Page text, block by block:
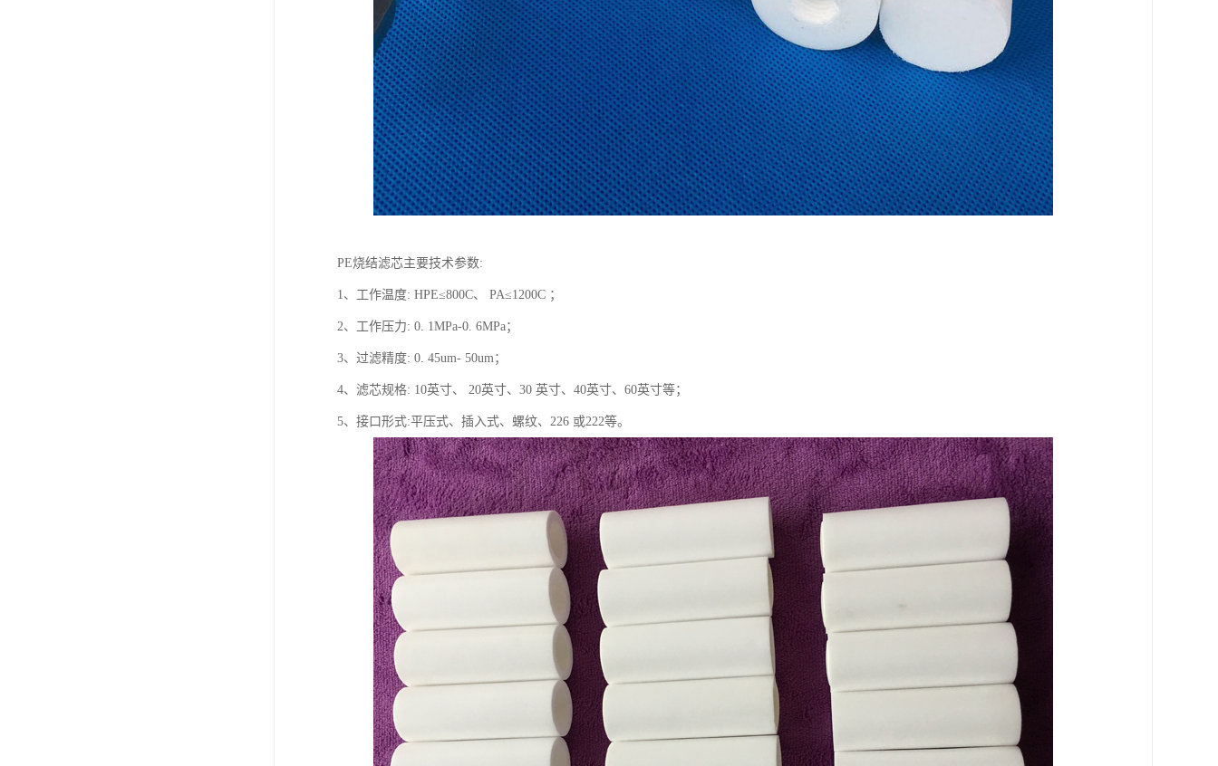
PE烧结滤芯主要技术参数:
1、工作温度: HPE≤800C、 PA≤1200C ；
2、工作压力: 0. 1MPa-0. 6MPa；
3、过滤精度: 0. 45um- 50um；
4、滤芯规格: 10英寸、 20英寸、30 英寸、40英寸、60英寸等；
5、接口形式:平压式、插入式、螺纹、226 或222等。